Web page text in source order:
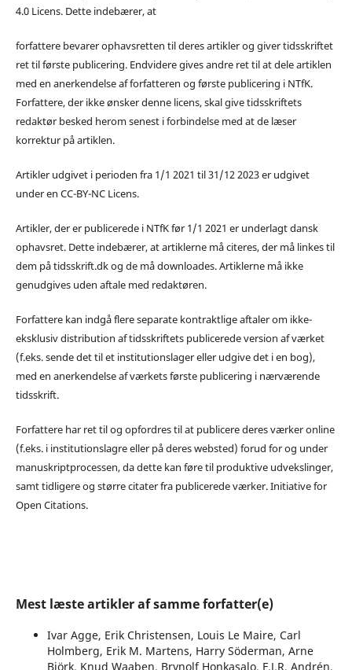
4.0 Licens. Dette indebærer, at
forfattere bevarer ophavsretten til deres artikler og giver tidsskriftet
ret til første publicering. Endvidere gives andre ret til at dele artiklen
med en anerkendelse af forfatteren og første publicering i NTfK.
Forfattere, der ikke ønsker denne licens, skal give tidsskriftets
redaktør besked herom senest i forbindelse med at de læser
korrektur på artiklen.
Artikler udgivet i perioden fra 1/1 2021 til 31/12 2023 er udgivet
under en CC-BY-NC Licens.
Artikler, der er publicerede i NTfK før 1/1 2021 er underlagt dansk
ophavsret. Dette indebærer, at artiklerne må citeres, der må linkes til
dem på tidsskrift.dk og de må downloades. Artiklerne må ikke
genudgives uden aftale med redaktøren.
Forfattere kan indgå flere separate kontraktlige aftaler om ikke-
eksklusiv distribution af tidsskriftets publicerede version af værket
(f.eks. sende det til et institutionslager eller udgive det i en bog),
med en anerkendelse af værkets første publicering i nærværende
tidsskrift.
Forfattere har ret til og opfordres til at publicere deres værker online
(f.eks. i institutionslagre eller på deres websted) forud for og under
manuskriptprocessen, da dette kan føre til produktive udvekslinger,
samt tidligere og større citater fra publicerede værker. Initiative for
Open Citations.
Mest læste artikler af samme forfatter(e)
Ivar Agge, Erik Christensen, Louis Le Maire, Carl
Holmberg, Erik M. Martens, Harry Söderman, Arne
Björk, Knud Waaben, Brynolf Honkasalo, F.J.R. Andrén,